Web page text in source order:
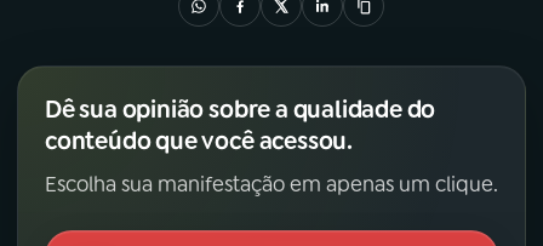
Dê sua opinião sobre a qualidade do
conteúdo que você acessou.
Escolha sua manifestação em apenas um clique.